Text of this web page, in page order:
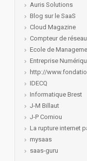
Auris Solutions
Blog sur le SaaS
Cloud Magazine
Compteur de
Ecole de
Entreprise
http://
IDECQ
Informatique Brest
J-M Billaut
J-P Corniou
La rupture internet
mysaas
saas-guru